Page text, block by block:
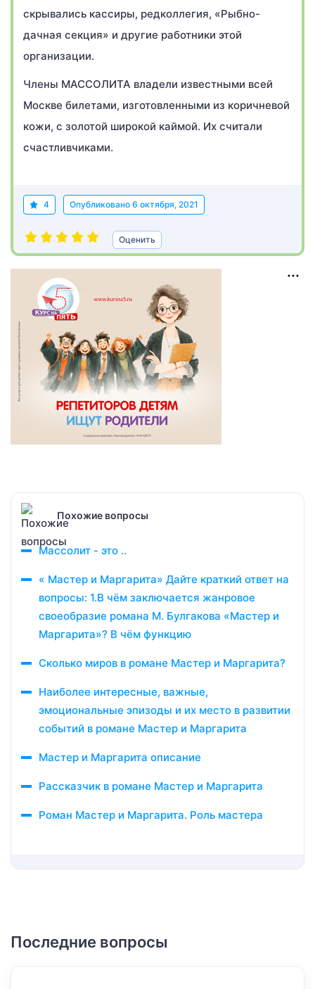
скрывались кассиры, редколлегия, «Рыбно-
дачная секция» и другие работники этой
организации.
Члены МАССОЛИТА владели известными всей
Москве билетами, изготовленными из коричневой
кожи, с золотой широкой каймой. Их считали
счастливчиками.
4 Опубликовано 6 октября, 2021
Оценить
Похожие вопросы
Массолит - это ..
« Мастер и Маргарита» Дайте краткий ответ на
вопросы: 1.В чём заключается жанровое
своеобразие романа М. Булгакова «Мастер и
Маргарита»? В чём функцию
Сколько миров в романе Мастер и Маргарита?
Наиболее интересные, важные,
эмоциональные эпизоды и их место в развитии
событий в романе Мастер и Маргарита
Мастер и Маргарита описание
Рассказчик в романе Мастер и Маргарита
Роман Мастер и Маргарита. Роль мастера
Последние вопросы